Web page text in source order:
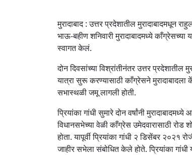
मुरादाबाद : उत्तर प्रदेशातील मुरादाबादमधून
भाऊ-बहीण शनिवारी मुरादाबादमध्ये
स्वागत केलं.
दोन दिवसांच्या विश्रांतीनंतर उत्तर
यात्रा सुरू करण्यासाठी काँग्रेसने मुरादाबादला
सभास्थळी जमू लागली होती.
प्रियांका गांधी सुमारे दोन वर्षांनी
विधानसभेच्या वेळी काँग्रेस उमेदवारासाठी रोड
होता. यापूर्वी प्रियांका गांधी २ डिसेंबर २०२१
जाहीर सभेला संबोधित केले होते. प्रियांका गांधी